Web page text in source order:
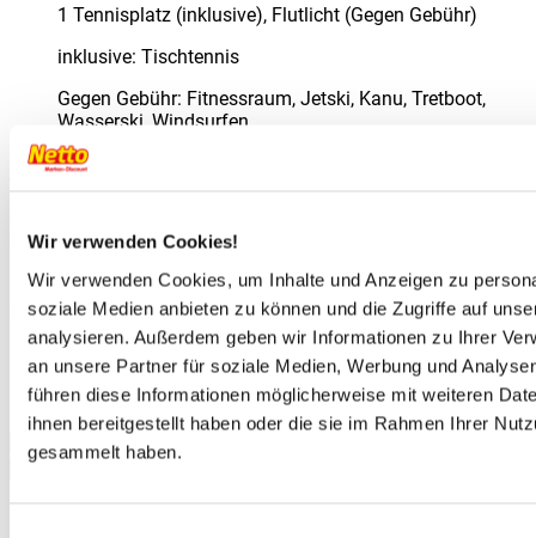
Wir verwenden Cookies!
Wir verwenden Cookies, um Inhalte und Anzeigen zu
soziale Medien anbieten zu können und die Zugriffe auf
analysieren. Außerdem geben wir Informationen zu Ihrer
an unsere Partner für soziale Medien, Werbung und
führen diese Informationen möglicherweise mit weiteren
ihnen bereitgestellt haben oder die sie im Rahmen Ihrer
gesammelt haben.
1 Tennisplatz (inklusive), Flutlicht (Gegen Gebühr)
inklusive: Tischtennis
Gegen Gebühr: Fitnessraum, Jetski, Kanu, Tretboot,
Wasserski, Windsurfen
Massagen, Beauty-Anwendungen, Ayurveda
Unterhaltung
Sportanimation
Live-Musik, Shows
Zusätzliche Informationen